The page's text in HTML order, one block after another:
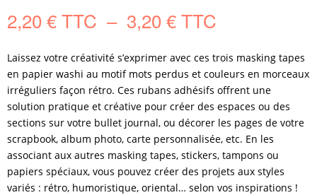
2,20€ – 3,20€
prix :
2,20 €
à
3,20 €
Laissez votre créativité s’exprimer avec ces trois masking tapes
en papier washi au motif mots perdus et couleurs en morceaux
irréguliers façon rétro. Ces rubans adhésifs offrent une
solution pratique et créative pour créer des espaces ou des
sections sur votre bullet journal, ou décorer les pages de votre
scrapbook, album photo, carte personnalisée, etc. En les
associant aux autres masking tapes, stickers, tampons ou
papiers spéciaux, vous pouvez créer des projets aux styles
variés : rétro, humoristique, oriental… selon vos inspirations !